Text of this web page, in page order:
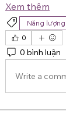
Xem thêm
Năng
0
0 bình luận
Write a